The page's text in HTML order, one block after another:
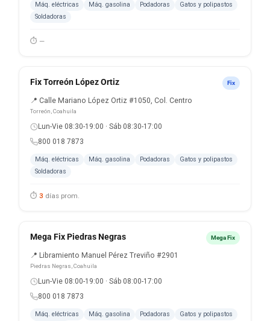
Máq. eléctricas Máq. gasolina Podadoras
Gatos y polipastos
Soldadoras
⏱ —
Fix Torreón López Ortiz Fix
📍 Calle Mariano López Ortiz #1050, Col. Centro
Torreón, Coahuila
Lun-Vie 08:30-19:00 · Sáb 08:30-17:00
800 018 7873
Máq. eléctricas Máq. gasolina Podadoras
Gatos y polipastos
Soldadoras
⏱ 3 días prom.
Mega Fix Piedras Negras Mega Fix
📍 Libramiento Manuel Pérez Treviño #2901
Piedras Negras, Coahuila
Lun-Vie 08:00-19:00 · Sáb 08:00-17:00
800 018 7873
Máq. eléctricas Máq. gasolina Podadoras
Gatos y polipastos